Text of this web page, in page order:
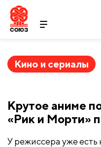
Кино и сериалы
Крутое аниме
«Рик и Морти»
У режиссера уже